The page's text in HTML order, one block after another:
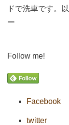
ドで洗車です。
ー
Follow me!
Facebook
twitter